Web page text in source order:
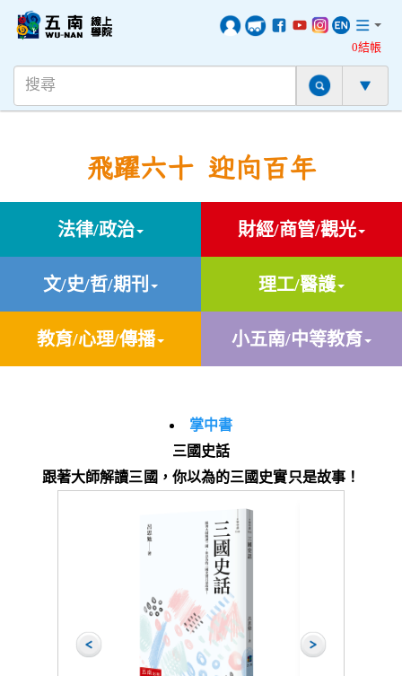
0結帳
飛躍六十 迎向百年
法律/政治 財經/商管/觀光
文/史/哲/期刊 理工/醫護
教育/心理/傳播 小五南/中等教育
掌中書
三國史話
跟著大師解讀三國，你以為的三國史實只是故事！